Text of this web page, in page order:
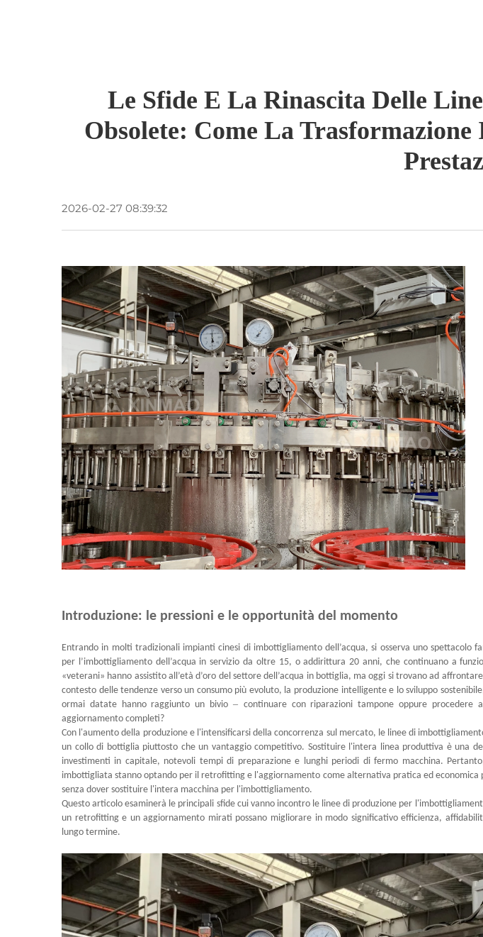
Le Sfide E La Rinascita Delle
Obsolete: Come La
2026-02-27 08:39:32
Introduzione: le pressioni e le opportunità del momento
Entrando in molti tradizionali impianti cinesi di imbottigliamento dell’acqua, si osserva uno spettacolo
per l’imbottigliamento dell’acqua in servizio da oltre 15, o addirittura 20 anni, che continuano a
«veterani» hanno assistito all’età d’oro del settore dell’acqua in bottiglia, ma oggi si trovano ad
contesto delle tendenze verso un consumo più evoluto, la produzione intelligente e lo sviluppo
ormai datate hanno raggiunto un bivio – continuare con riparazioni tampone oppure procedere
aggiornamento completi?
Con l'aumento della produzione e l'intensificarsi della concorrenza sul mercato, le linee di
un collo di bottiglia piuttosto che un vantaggio competitivo. Sostituire l'intera linea produttiva è una
investimenti in capitale, notevoli tempi di preparazione e lunghi periodi di fermo macchina.
imbottigliata stanno optando per il retrofitting e l'aggiornamento come alternativa pratica ed economica
senza dover sostituire l'intera macchina per l'imbottigliamento.
Questo articolo esaminerà le principali sfide cui vanno incontro le linee di produzione per
un retrofitting e un aggiornamento mirati possano migliorare in modo significativo efficienza,
lungo termine.